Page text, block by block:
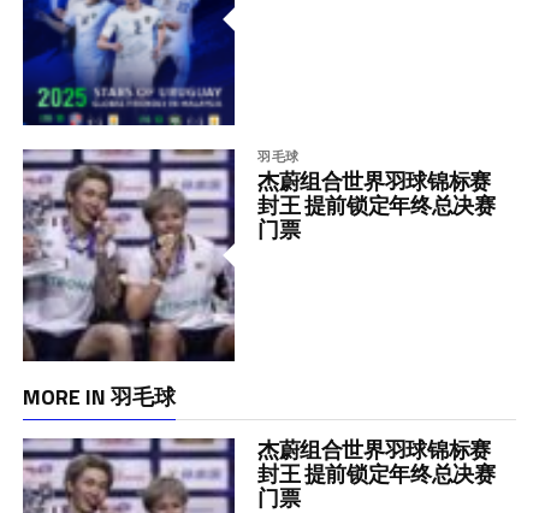
羽毛球
杰蔚组合世界羽球锦标赛
封王 提前锁定年终总决赛
门票
MORE IN 羽毛球
杰蔚组合世界羽球锦标赛
封王 提前锁定年终总决赛
门票